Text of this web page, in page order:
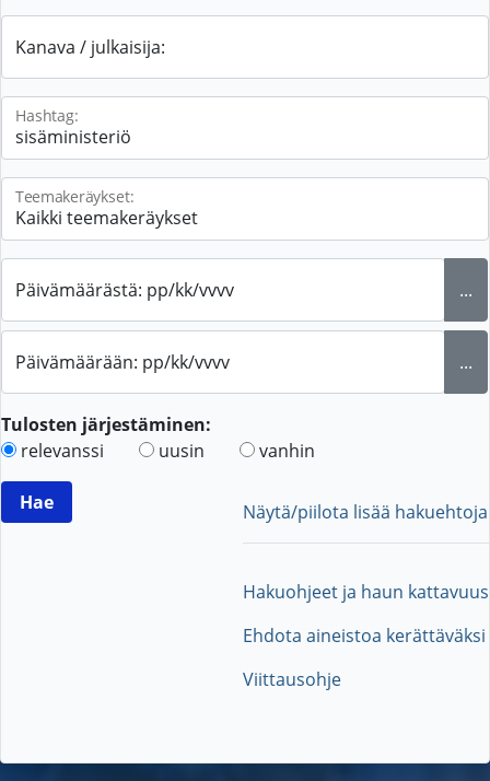
Kanava / julkaisija:
Hashtag:
Teemakeräykset:
Päivämäärästä: pp/kk/vvvv ...
Päivämäärään: pp/kk/vvvv ...
Tulosten järjestäminen:
relevanssi
uusin vanhin
Näytä/piilota lisää hakuehtoja
Hakuohjeet ja haun kattavuus
Ehdota aineistoa kerättäväksi
Viittausohje